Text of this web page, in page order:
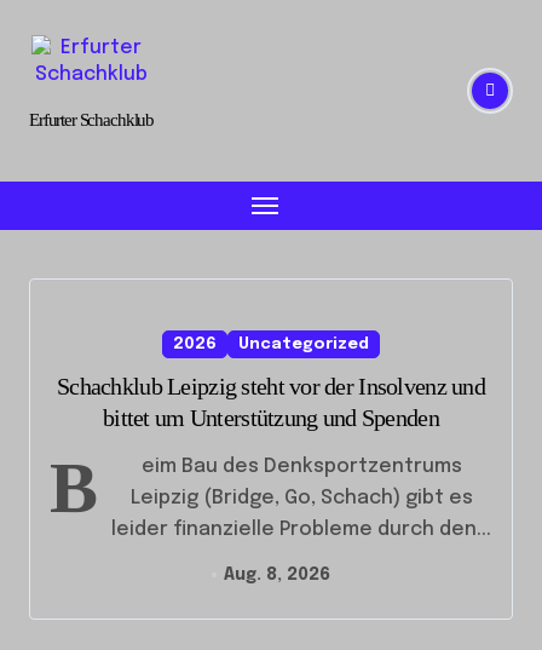
content
Erfurter Schachklub
2026 Uncategorized
Schachklub Leipzig steht vor der Insolvenz und
bittet um Unterstützung und Spenden
B
eim Bau des Denksportzentrums
Leipzig (Bridge, Go, Schach) gibt es
leider finanzielle Probleme durch den...
Aug. 8, 2026